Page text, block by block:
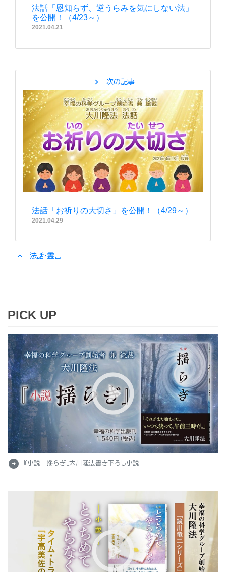
法話「恩知らず、逆うらみを気にしない法」
を公開！（4/23～）
2021.04.21
chevron_right 次の記事
法話「お祈りの大切さ」を公開！（4/29～）
2021.04.29
expand_less 法話・霊言
PICK UP
arrow_circle_right 『小説 揺らぎ』大川隆法書き下ろし小説